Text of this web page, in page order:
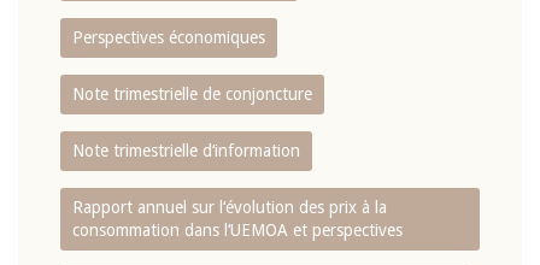
Perspectives économiques
Note trimestrielle de conjoncture
Note trimestrielle d‘information
Rapport annuel sur l‘évolution des prix à la
consommation dans l‘UEMOA et perspectives